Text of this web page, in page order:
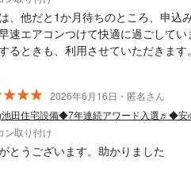
、他だと1か月待ちのところ、申込
速エアコンつけて快適に過ごして
るときも、利用させていただきます
2026年6月16日・匿名さん
田住宅設備◆7年連続アワード入選♬◆安
ン取り付け
とうございます。助かりました